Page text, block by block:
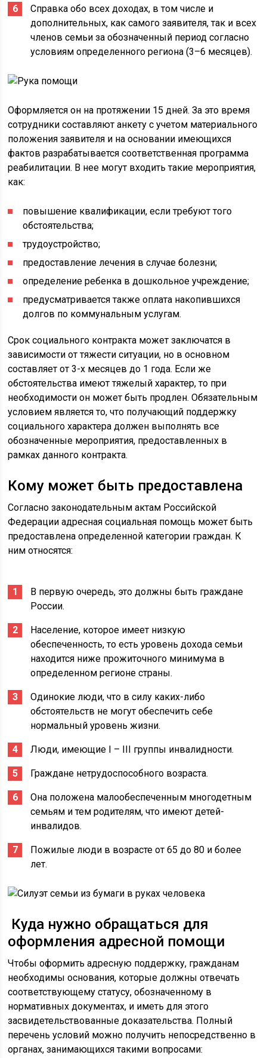
Справка обо всех доходах, в том числе и
дополнительных, как самого заявителя, так и всех
членов семьи за обозначенный период согласно
условиям определенного региона (3–6 месяцев).
Оформляется он на протяжении 15 дней. За это время
сотрудники составляют анкету с учетом материального
положения заявителя и на основании имеющихся
фактов разрабатывается соответственная программа
реабилитации. В нее могут входить такие мероприятия,
как:
повышение квалификации, если требуют того
обстоятельства;
трудоустройство;
предоставление лечения в случае болезни;
определение ребенка в дошкольное учреждение;
предусматривается также оплата накопившихся
долгов по коммунальным услугам.
Срок социального контракта может заключатся в
зависимости от тяжести ситуации, но в основном
составляет от 3-х месяцев до 1 года. Если же
обстоятельства имеют тяжелый характер, то при
необходимости он может быть продлен. Обязательным
условием является то, что получающий поддержку
социального характера должен выполнять все
обозначенные мероприятия, предоставленных в
рамках данного контракта.
Кому может быть предоставлена
Согласно законодательным актам Российской
Федерации адресная социальная помощь может быть
предоставлена определенной категории граждан. К
ним относятся:
В первую очередь, это должны быть граждане
России.
Население, которое имеет низкую
обеспеченность, то есть уровень дохода семьи
находится ниже прожиточного минимума в
определенном регионе страны.
Одинокие люди, что в силу каких-либо
обстоятельств не могут обеспечить себе
нормальный уровень жизни.
Люди, имеющие I – III группы инвалидности.
Граждане нетрудоспособного возраста.
Она положена малообеспеченным многодетным
семьям и тем родителям, что имеют детей-
инвалидов.
Пожилые люди в возрасте от 65 до 80 и более
лет.
Куда нужно обращаться для
оформления адресной помощи
Чтобы оформить адресную поддержку, гражданам
необходимы основания, которые должны отвечать
соответствующему статусу, обозначенному в
нормативных документах, и иметь для этого
засвидетельствованные доказательства. Полный
перечень условий можно получить непосредственно в
органах, занимающихся такими вопросами: